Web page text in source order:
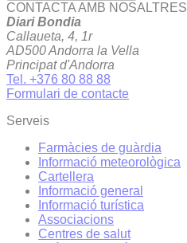
CONTACTA AMB NOSALTRES
Diari Bondia
Callaueta, 4, 1r
AD500 Andorra la Vella
Principat d'Andorra
Tel. +376 80 88 88
Formulari de contacte
Serveis
Farmàcies de guàrdia
Informació meteorològica
Cartellera
Informació general
Informació turística
Associacions
Centres de salut